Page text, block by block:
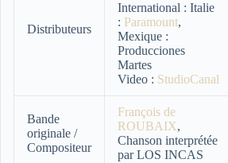
Distributeurs
International : Italie
: Paramount,
Mexique :
Producciones
Martes
Video : StudioCanal
Bande
originale /
Compositeur
François de
ROUBAIX,
Chanson interprétée
par LOS INCAS